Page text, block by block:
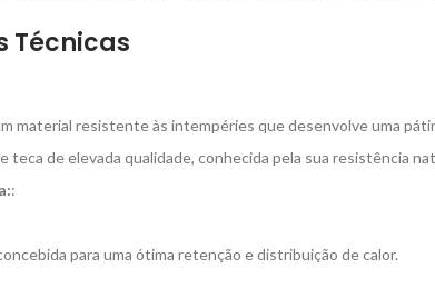
Técnicas
material resistente às intempéries que desenvolve uma
teca de elevada qualidade, conhecida pela sua resistência
:
para uma ótima retenção e distribuição de calor.